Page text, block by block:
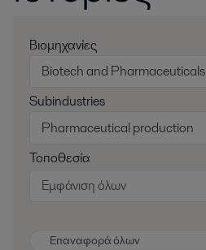
Βιομηχανίες
Biotech and Pharmaceuticals
Subindustries
Pharmaceutical production
Τοποθεσία
Εμφάνιση όλων
Επαναφορά όλων